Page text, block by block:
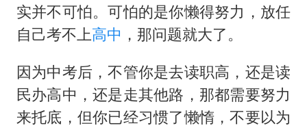
今年4位周星驰电影配角去世
中国五箭齐发反制美国
号召领导带头休假 是大家不想休吗
律师称“梅姨”若满75岁或不适用死刑
《歌手》歌王之战帮唱嘉宾官宣
实并不可怕。可怕的是你懒得努力，放任
自己考不上高中 ，那问题就大了。
因为中考后，不管你是去读职高，还是读
民办高中，还是走其他路，那都需要努力
来托底，但你已经习惯了懒惰，不要以为